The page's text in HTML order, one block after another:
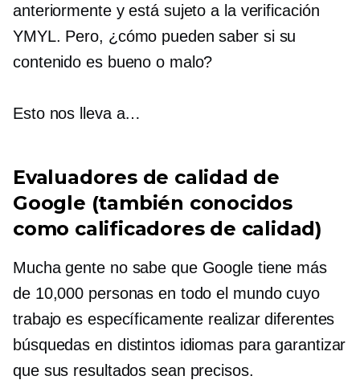
anteriormente y está sujeto a la verificación
YMYL. Pero, ¿cómo pueden saber si su
contenido es bueno o malo?
Esto nos lleva a…
Evaluadores de calidad de
Google (también conocidos
como calificadores de calidad)
Mucha gente no sabe que Google tiene más
de 10,000 personas en todo el mundo cuyo
trabajo es específicamente realizar diferentes
búsquedas en distintos idiomas para garantizar
que sus resultados sean precisos.